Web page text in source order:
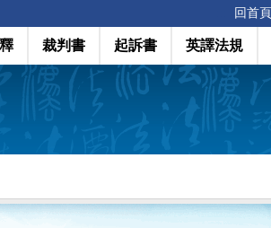
回首頁
裁判書 起訴書 英譯法規